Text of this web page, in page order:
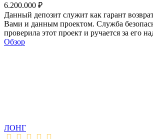
6.200.000 ₽
Данный депозит служит как гарант
Вами и данным проектом. Служба
проверила этот проект и ручается за его
Обзор
ЛОНГ